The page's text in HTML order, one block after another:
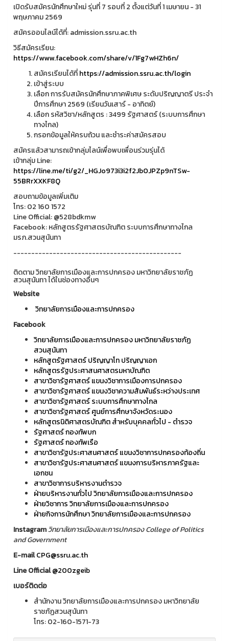
เปิดรับสมัครนักศึกษาใหม่ รุ่นที่ 7 รอบที่ 2 ตั้งแต่วันที่ 1 เมษายน - 31
พฤษภาคม 2569
สมัครออนไลน์ได้ที่: admission.ssru.ac.th
วิธีสมัครเรียน:
https://www.facebook.com/share/v/1Fg7wHZh6n/
สมัครเรียนได้ที่https://admission.ssru.ac.th/login
เข้าสู่ระบบ
เลือก การรับสมัครนักศึกษาภาคพิเศษ ระดับปริญญาตรี ประจำ
ปีการศึกษา 2569 (เรียนวันเสาร์ - อาทิตย์)
เลือก รหัสวิชา/หลักสูตร : 3499 รัฐศาสตร์ (ระบบการศึกษา
ทางไกล)
กรอกข้อมูลให้ครบถ้วน และชำระค่าสมัครสอบ
สมัครแล้วสามารถเข้ากลุ่มไลน์เพื่อพบเพื่อนร่วมรุ่นได้
เข้ากลุ่ม Line:
https://line.me/ti/g2/_HGJo973i3i2f2Jb0JPZp9nTSw-
55BRrXXKF8Q
สอบถามข้อมูลเพิ่มเติม
โทร: 02 160 1572
Line Official: @528bdkmw
Facebook: หลักสูตรรัฐศาสตรบัณฑิต ระบบการศึกษาทางไกล
มรภ.สวนสุนันทา
-----------------------------------------------
ติดตาม วิทยาลัยการเมืองและการปกครอง มหาวิทยาลัยราชภัฏ
สวนสุนันทา ได้ในช่องทางอื่นๆ
Website
วิทยาลัยการเมืองและการปกครอง
Facebook
วิทยาลัยการเมืองและการปกครอง มหาวิทยาลัยราชภัฏ
สวนสุนันทา
หลักสูตรัฐศาสตร์ ปริญญาโท ปริญญาเอก
หลักสูตรรัฐประศาสนศาสตรมหาบัณฑิต
สาขาวิชารัฐศาสตร์ แขนงวิชาการเมืองการปกครอง
สาขาวิชารัฐศาสตร์ แขนงวิชาความสัมพันธ์ระหว่างประเทศ
สาขาวิชารัฐศาสตร์ ระบบการศึกษาทางไกล
สาขาวิชารัฐศาสตร์ ศูนย์การศึกษาจังหวัดระนอง
หลักสูตรนิติศาสตรบัณฑิต สำหรับบุคคลทั่วไป - ตำรวจ
รัฐศาสตร์ กองทัพบก
รัฐศาสตร์ กองทัพเรือ
สาขาวิชารัฐประศาสนศาสตร์ แขนงวิชาการปกครองท้องถิ่น
สาขาวิชารัฐประศาสนศาสตร์ แขนงการบริหารภาครัฐและ
เอกชน
สาขาวิชาการบริหารงานตำรวจ
ฝ่ายบริหารงานทั่วไป วิทยาลัยการเมืองและการปกครอง
ฝ่ายวิชาการ วิทยาลัยการเมืองและการปกครอง
ฝ่ายกิจการนักศึกษา วิทยาลัยการเมืองและการปกครอง
Instagramวิทยาลัยการเมืองและการปกครอง College of Politics
and Government
E-mailCPG@ssru.ac.th
Line Official@200zgeib
เบอร์ติดต่อ
สำนักงาน วิทยาลัยการเมืองและการปกครอง มหาวิทยาลัย
ราชภัฏสวนสุนันทา
โทร: 02-160-1571-73